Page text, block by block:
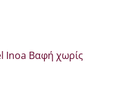
Inoa Βαφή χωρίς